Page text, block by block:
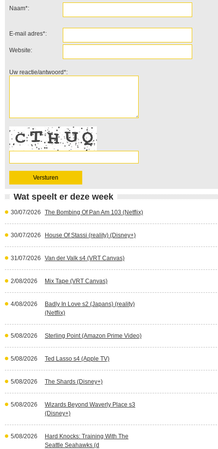
Naam*:
E-mail adres*:
Website:
Uw reactie/antwoord*:
Wat speelt er deze week
30/07/2026 The Bombing Of Pan Am 103 (Netflix)
30/07/2026 House Of Stassi (reality) (Disney+)
31/07/2026 Van der Valk s4 (VRT Canvas)
2/08/2026 Mix Tape (VRT Canvas)
4/08/2026
Badly In Love s2 (Japans) (reality)
(Netflix)
5/08/2026 Sterling Point (Amazon Prime Video)
5/08/2026 Ted Lasso s4 (Apple TV)
5/08/2026 The Shards (Disney+)
5/08/2026
Wizards Beyond Waverly Place s3
(Disney+)
5/08/2026
Hard Knocks: Training With The
Seattle Seahawks (d